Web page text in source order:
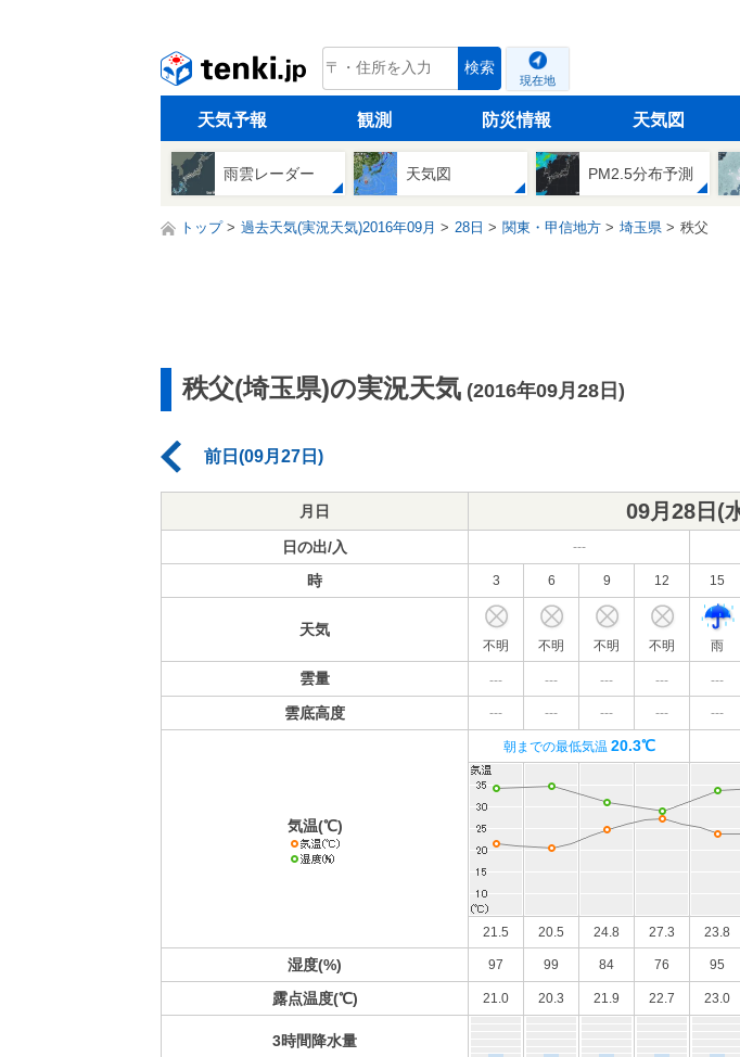
tenki.jp 検索
現在地
天気予報 観測 防災情報 天気図
雨雲レーダー 天気図 PM2.5分布予測
トップ 過去天気(実況天気)2016年09月 28日 関東・甲信地方 埼玉県 秩父
秩父(埼玉県)の実況天気 (2016年09月28日)
前日(09月27日)
月日 09月28日(
日の出/入 ---
時 3 6 9 12 15
天気
不明 不明 不明 不明 雨
雲量 --- --- --- --- ---
雲底高度 --- --- --- --- ---
気温(℃)
朝までの最低気温 20.3℃
21.5 20.5 24.8 27.3 23.8
湿度(%) 97 99 84 76 95
露点温度(℃) 21.0 20.3 21.9 22.7 23.0
3時間降水量